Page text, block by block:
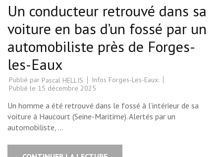
Un conducteur retrouvé dans sa
voiture en bas d’un fossé par un
automobiliste près de Forges-
les-Eaux
Publié par Pascal HELLIS
Infos Forges-Les-Eaux:
Publié le 15 décembre 2025
Un homme a été retrouvé dans le fossé à l’intérieur de sa
voiture à Haucourt (Seine-Maritime). Alertés par un
automobiliste, …